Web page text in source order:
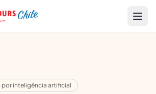
por inteligência artificial